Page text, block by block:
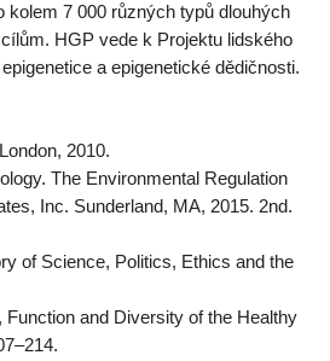
kolem 7 000 různých typů dlouhých
HGP vede k Projektu lidského
a epigenetické dědičnosti.
2010.
The Environmental Regulation
Inc. Sunderland, MA, 2015. 2nd.
of Science, Politics, Ethics and the
and Diversity of the Healthy